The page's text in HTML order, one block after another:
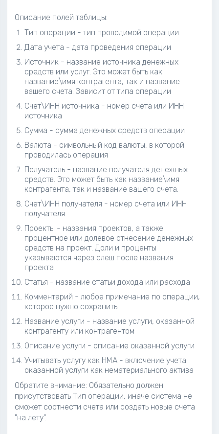
Описание полей таблицы:
Тип операции - тип проводимой операции.
Дата учета - дата проведения операции
Источник - название источника денежных
средств или услуг. Это может быть как
название\имя контрагента, так и название
вашего счета. Зависит от типа операции
Счет\ИНН источника - номер счета или ИНН
источника
Сумма - сумма денежных средств операции
Валюта - символьный код валюты, в которой
проводилась операция
Получатель - название получателя денежных
средств. Это может быть как название\имя
контрагента, так и название вашего счета.
Счет\ИНН получателя - номер счета или ИНН
получателя
Проекты - названия проектов, а также
процентное или долевое отнесение денежных
средств на проект. Доли и проценты
указываются через слеш после названия
проекта
Статья - название статьи дохода или расхода
Комментарий - любое примечание по операции,
которое нужно сохранить.
Название услуги - название услуги, оказанной
контрагенту или контрагентом
Описание услуги - описание оказанной услуги
Учитывать услугу как НМА - включение учета
оказанной услуги как нематериального актива
Обратите внимание: Обязательно должен
присутствовать Тип операции, иначе система не
сможет соотнести счета или создать новые счета
"на лету".